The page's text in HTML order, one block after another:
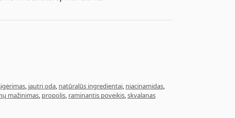
, jautri oda, natūralūs ingredientai, niacinamidas,
mažinimas, propolis, raminantis poveikis,skvalanas